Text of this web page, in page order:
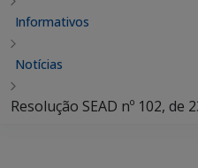
Informativos
Notícias
Resolução SEAD nº 102, de